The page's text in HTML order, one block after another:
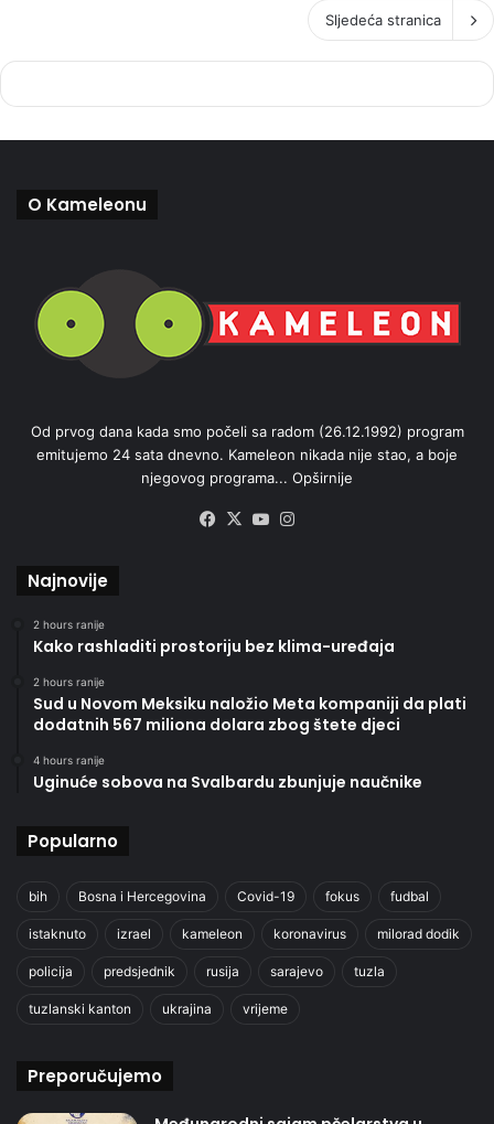
Sljedeća stranica
O Kameleonu
Od prvog dana kada smo počeli sa radom (26.12.1992) program
emitujemo 24 sata dnevno. Kameleon nikada nije stao, a boje
njegovog programa... Opširnije
Facebook
X YouTube
Najnovije
2 hours ranije
Kako rashladiti prostoriju bez klima-uređaja
2 hours ranije
Sud u Novom Meksiku naložio Meta kompaniji da plati
dodatnih 567 miliona dolara zbog štete djeci
4 hours ranije
Uginuće sobova na Svalbardu zbunjuje naučnike
Popularno
bih Bosna i Hercegovina Covid-19 fokus fudbal
istaknuto izrael kameleon koronavirus milorad dodik
policija predsjednik rusija sarajevo tuzla
tuzlanski kanton ukrajina vrijeme
Preporučujemo